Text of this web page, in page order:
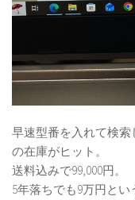
早速型番を入れて検
の在庫がヒット。
送料込みで99,000円。
5年落ちでも9万円と